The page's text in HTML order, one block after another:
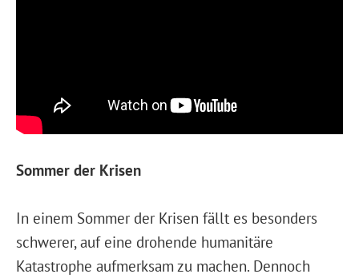
Sommer der Krisen
In einem Sommer der Krisen fällt es besonders
schwerer, auf eine drohende humanitäre
Katastrophe aufmerksam zu machen. Dennoch